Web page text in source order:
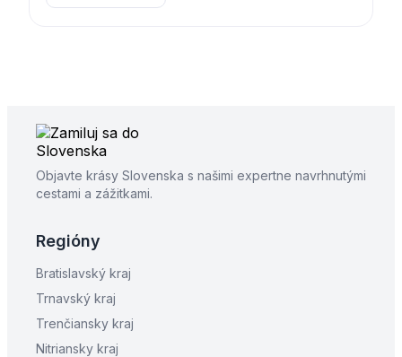
Objavte krásy Slovenska s našimi expertne navrhnutými
cestami a zážitkami.
Regióny
Bratislavský kraj
Trnavský kraj
Trenčiansky kraj
Nitriansky kraj